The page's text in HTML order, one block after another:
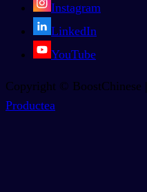
Instagram
LinkedIn
YouTube
Copyright © BoostChinese |
Productea